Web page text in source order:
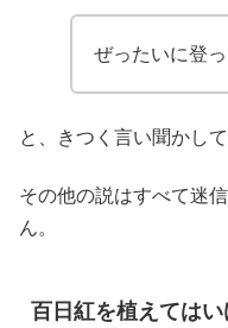
ぜったいに登
と、きつく言い聞かして
その他の説はすべて迷
ん。
百日紅を植えては